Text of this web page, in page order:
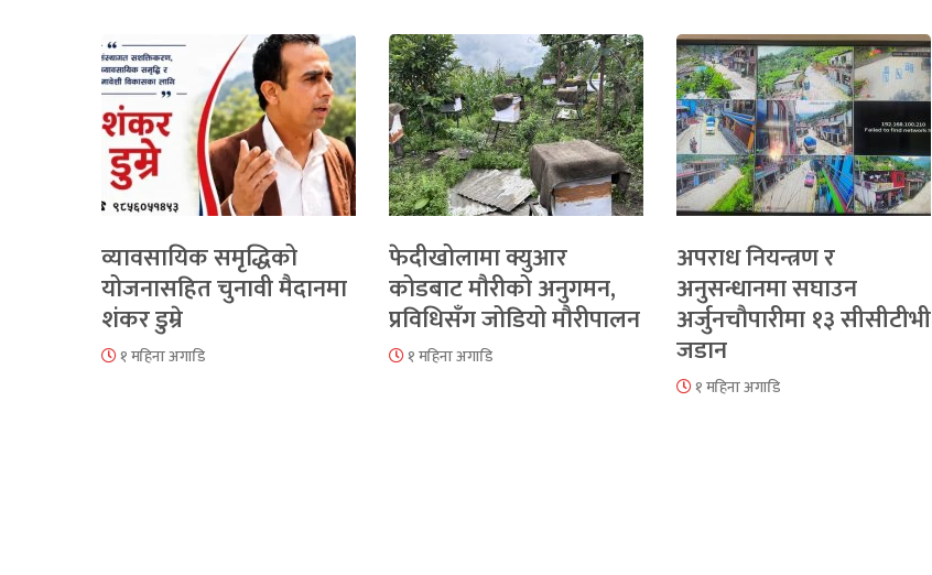
व्यावसायिक समृद्धिको
योजनासहित चुनावी मैदानमा
शंकर डुम्रे
१ महिना अगाडि
फेदीखोलामा क्युआर
कोडबाट मौरीको अनुगमन,
प्रविधिसँग जोडियो मौरीपालन
१ महिना अगाडि
अपराध नियन्त्रण र
अनुसन्धानमा सघाउन
अर्जुनचौपारीमा १३ सीसीटीभी
जडान
१ महिना अगाडि